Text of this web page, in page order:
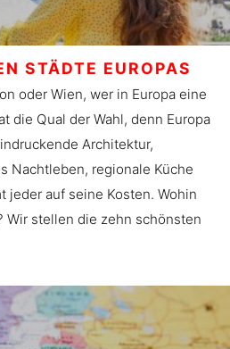
STÄDTE EUROPAS
oder Wien, wer in Europa eine
die Qual der Wahl, denn Europa
Architektur,
Nachtleben, regionale Küche
jeder auf seine Kosten. Wohin
Wir stellen die zehn schönsten